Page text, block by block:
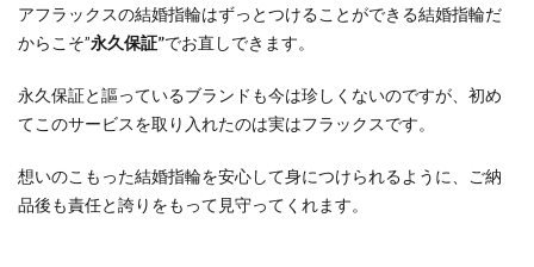
アフラックスの結婚指輪はずっとつけることができる結婚指輪だ
からこそ”永久保証”でお直しできます。
永久保証と謳っているブランドも今は珍しくないのですが、初め
てこのサービスを取り入れたのは実はフラックスです。
想いのこもった結婚指輪を安心して身につけられるように、ご納
品後も責任と誇りをもって見守ってくれます。